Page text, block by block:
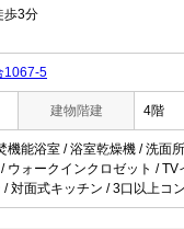
3分
1067-5
建物階建 4階
機能浴室 / 浴室乾燥機 / 洗面
ウォークインクロゼット /
対面式キッチン / 3口以上コ